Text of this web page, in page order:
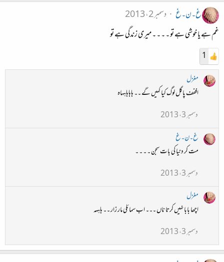
غ۔ن۔غ
دسمبر 2، 2013
غم ہے یا خوشی ہے تو ۔ ۔ ۔ ۔ میری زندگی ہے تو
1
مغزل
اففف پاگل لوگ کیا کہیں گے ۔۔ ہاہاہاہہاہ
دسمبر 3، 2013
غ۔ن۔غ
مت کر دنیا کی بات سجن ۔ ۔ ۔ ۔
دسمبر 3، 2013
مغزل
اچھا بابا نہیں کرتا ناں ۔۔۔ اب سمائلی مار زار ۔۔ ہاہہہ
دسمبر 3، 2013